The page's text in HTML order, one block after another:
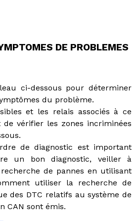
DE PROBLEMES
ci-dessous pour déterminer
du problème.
et les relais associés à ce
de vérifier les zones incriminées
de diagnostic est important
un bon diagnostic, veiller à
de pannes en utilisant
utiliser la recherche de
des DTC relatifs au système de
CAN sont émis.